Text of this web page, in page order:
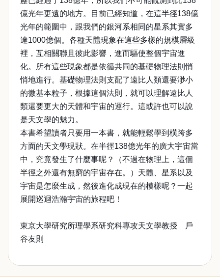
億光年更遠的地方。目前已經知道，在這半徑138億
光年的範圍中，跟我們的銀河系相同的星系其實多
達1000億個。各種天體現象在這些多樣的規模層級
裡，互相關聯且彼此影響，進而驅使整個宇宙進
化。所有這些現象都是依循共同的基礎物理法則悄
悄地進行。基礎物理法則支配了遠比人類還要渺小
的微基本粒子，根據這個法則，就可以理解遠比人
類還要更大的天體和宇宙的運行。這或許也可以說
是天文學的魅力。
本書希望讀者只要用一本書，就能輕鬆學到橫跨多
方面的天文學現狀。在半徑138億光年的廣大宇宙當
中，究竟發生了什麼事呢？（不過在物理上，這個
半徑之外還有無窮的宇宙存在。）天體、星系以及
宇宙是怎麼生成，然後進化成現在的模樣呢？一起
展開巡迴浩瀚宇宙的旅程吧！
東京大學研究所理學系研究科專攻天文學教授 戶
谷友則